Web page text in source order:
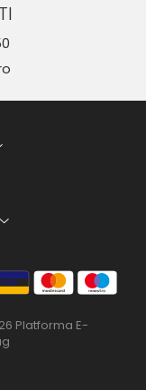
Platforma E-